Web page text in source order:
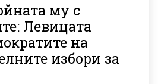
му с
Левицата
на
избори за